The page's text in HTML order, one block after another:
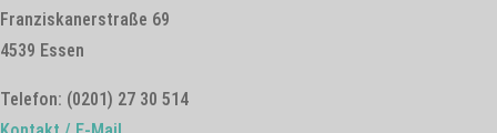
Franziskanerstraße 69
4539 Essen
Telefon: (0201) 27 30 514